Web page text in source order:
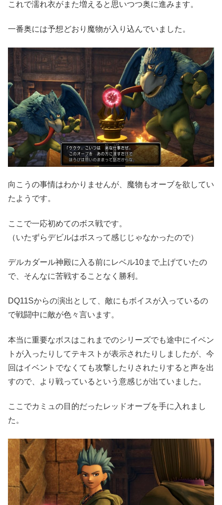
これで濡れ衣がまた増えると思いつつ奥に進みます。
一番奥には予想どおり魔物が入り込んでいました。
向こうの事情はわかりませんが、魔物もオーブを欲してい
たようです。
ここで一応初めてのボス戦です。
（いたずらデビルはボスって感じじゃなかったので）
デルカダール神殿に入る前にレベル10まで上げていたの
で、そんなに苦戦することなく勝利。
DQ11Sからの演出として、敵にもボイスが入っているの
で戦闘中に敵が色々言います。
本当に重要なボスはこれまでのシリーズでも途中にイベン
トが入ったりしてテキストが表示されたりしましたが、今
回はイベントでなくても攻撃したりされたりすると声を出
すので、より戦っているという意感じが出ていました。
ここでカミュの目的だったレッドオーブを手に入れまし
た。